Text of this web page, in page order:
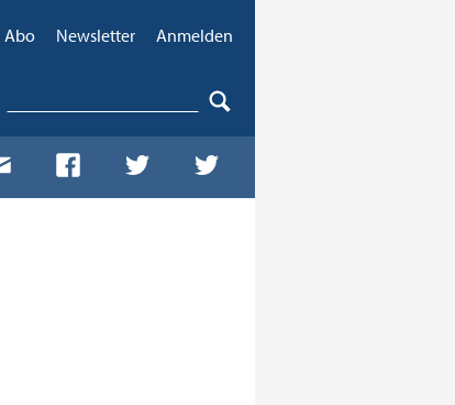
Abo Newsletter Anmelden